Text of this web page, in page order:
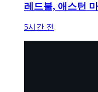
레드불, 애스턴
5시간 전